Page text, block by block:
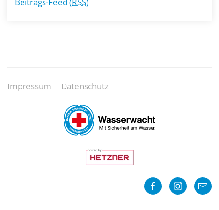
Beitrags-Feed (RSS)
Impressum Datenschutz